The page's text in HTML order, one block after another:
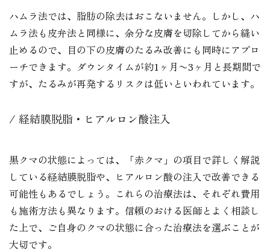
ハムラ法では、脂肪の除去はおこないません。しかし、ハ
ムラ法も皮弁法と同様に、余分な皮膚を切除してから縫い
止めるので、目の下の皮膚のたるみ改善にも同時にアプロ
ーチできます。ダウンタイムが約1ヶ月〜3ヶ月と長期間で
すが、たるみが再発するリスクは低いといわれています。
経結膜脱脂・ヒアルロン酸注入
黒クマの状態によっては、「赤クマ」の項目で詳しく解説
している経結膜脱脂や、ヒアルロン酸の注入で改善できる
可能性もあるでしょう。これらの治療法は、それぞれ費用
も施術方法も異なります。信頼のおける医師とよく相談し
た上で、ご自身のクマの状態に合った治療法を選ぶことが
大切です。